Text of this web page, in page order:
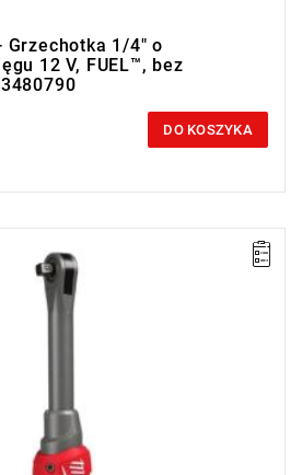
Grzechotka 1/4" o
12 V, FUEL™, bez
DO KOSZYKA